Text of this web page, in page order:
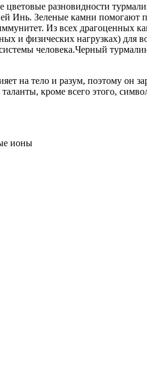
разновидности
Инь. Зеленые камни помогают
Из всех драгоценных
физических нагрузках) для
человека.Черный
на тело и разум, поэтому он
кроме всего этого,
ионы